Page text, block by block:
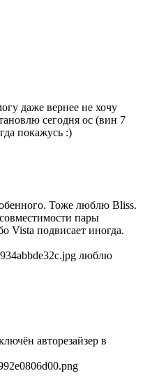
даже вернее не хочу
сегодня ос (вин 7
покажусь :)
Тоже люблю Bliss.
пары
Vista подвисает иногда.
люблю
авторезайзер в